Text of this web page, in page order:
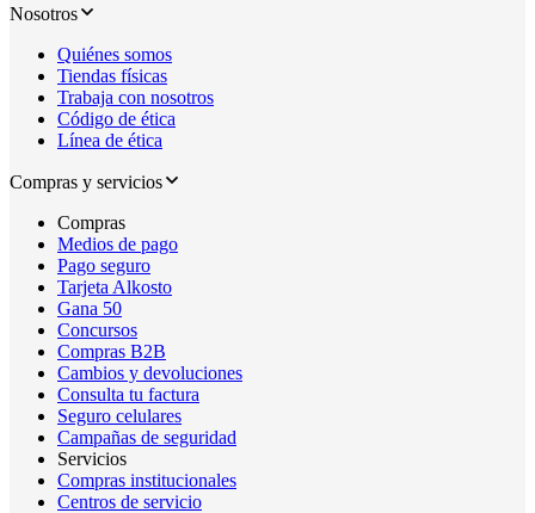
Nosotros
Quiénes somos
Tiendas físicas
Trabaja con nosotros
Código de ética
Línea de ética
Compras y servicios
Compras
Medios de pago
Pago seguro
Tarjeta Alkosto
Gana 50
Concursos
Compras B2B
Cambios y devoluciones
Consulta tu factura
Seguro celulares
Campañas de seguridad
Servicios
Compras institucionales
Centros de servicio